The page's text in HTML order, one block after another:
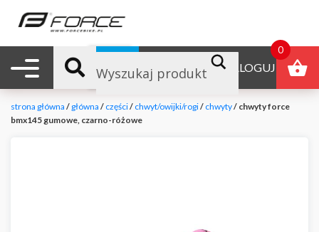
Nawigacja mobilna ZALOGUJ
B2B
strona główna / główna / części/ chwyt/owijki/rogi/ chwyty/ chwyty force
bmx145 gumowe, czarno-różowe
0